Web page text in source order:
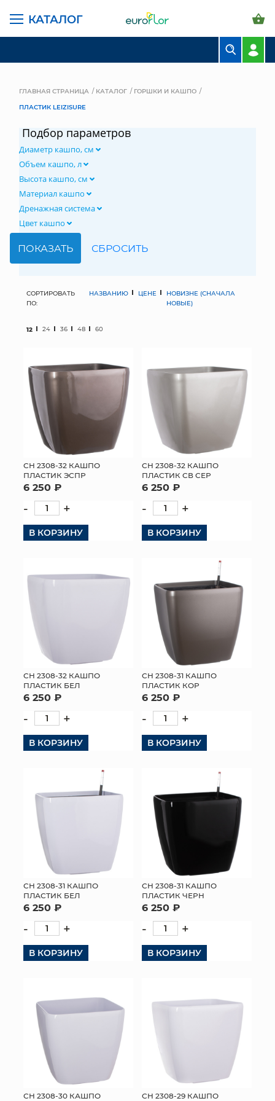
КАТАЛОГ
СВАДЕБНАЯ ФЛОРИСТИКА
МЯГКИЕ ИГРУШКИ
СУНДУКИ
ИСКУССТВЕННЫЕ ЦВЕТЫ
ПАКЕТЫ И СУМКИ
ТОРГОВЫЙ ЦЕНТР
ОПТОВЫМ КЛИЕНТАМ
ДОСТАВКА И ОПЛАТА
ГЛАВНАЯ СТРАНИЦА КАТАЛОГ
ГОРШКИ И КАШПО
ПЛАСТИК LEIZISURE
Подбор параметров
Диаметр кашпо, см
Объем кашпо, л
Высота кашпо, см
Материал кашпо
Дренажная система
Цвет кашпо
СОРТИРОВАТЬ
ПО:
НАЗВАНИЮ ЦЕНЕ
НОВИЗНЕ (СНАЧАЛА
НОВЫЕ)
12 24 36 48 60
СН 2308-32 КАШПО
ПЛАСТИК ЭСПР
6 250 ₽
- +
В КОРЗИНУ
СН 2308-32 КАШПО
ПЛАСТИК СВ СЕР
6 250 ₽
- +
В КОРЗИНУ
СН 2308-32 КАШПО
ПЛАСТИК БЕЛ
6 250 ₽
- +
В КОРЗИНУ
СН 2308-31 КАШПО
ПЛАСТИК КОР
6 250 ₽
- +
В КОРЗИНУ
СН 2308-31 КАШПО
ПЛАСТИК БЕЛ
6 250 ₽
- +
В КОРЗИНУ
СН 2308-31 КАШПО
ПЛАСТИК ЧЕРН
6 250 ₽
- +
В КОРЗИНУ
СН 2308-30 КАШПО
СН 2308-29 КАШПО